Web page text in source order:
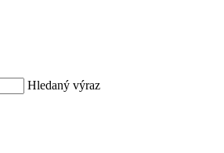
Hledaný výraz